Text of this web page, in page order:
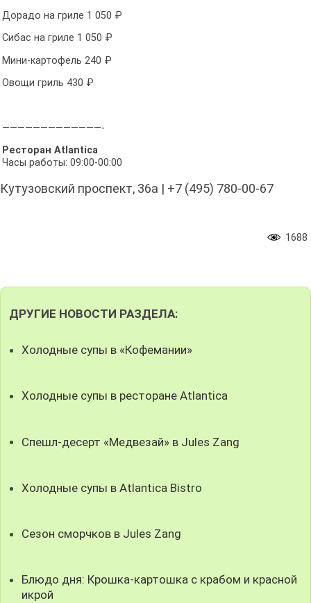
Дорадо на гриле 1 050 ₽
Сибас на гриле 1 050 ₽
Мини-картофель 240 ₽
Овощи гриль 430 ₽
—————————————-
Ресторан Atlantica
Часы работы: 09:00-00:00
Кутузовский проспект, 36а | +7 (495) 780-00-67
1688
ДРУГИЕ НОВОСТИ РАЗДЕЛА:
Холодные супы в «Кофемании»
Холодные супы в ресторане Atlantica
Спешл-десерт «Медвезай» в Jules Zang
Холодные супы в Atlantica Bistro
Сезон сморчков в Jules Zang
Блюдо дня: Крошка-картошка с крабом и красной
икрой